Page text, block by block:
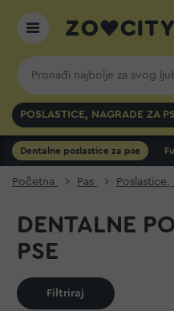
POSLASTICE, NAGRADE ZA
Dentalne poslastice za pse
Početna Pas Poslastice,
DENTALNE
PSE
Filtriraj